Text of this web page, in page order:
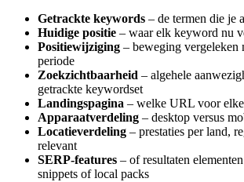
Getrackte keywords – de termen die je
Huidige positie – waar elk keyword nu
Positiewijziging – beweging vergeleken
periode
Zoekzichtbaarheid – algehele
getrackte keywordset
Landingspagina – welke URL voor
Apparaatverdeling – desktop versus
Locatieverdeling – prestaties per land,
relevant
SERP‑features – of resultaten
snippets of local packs